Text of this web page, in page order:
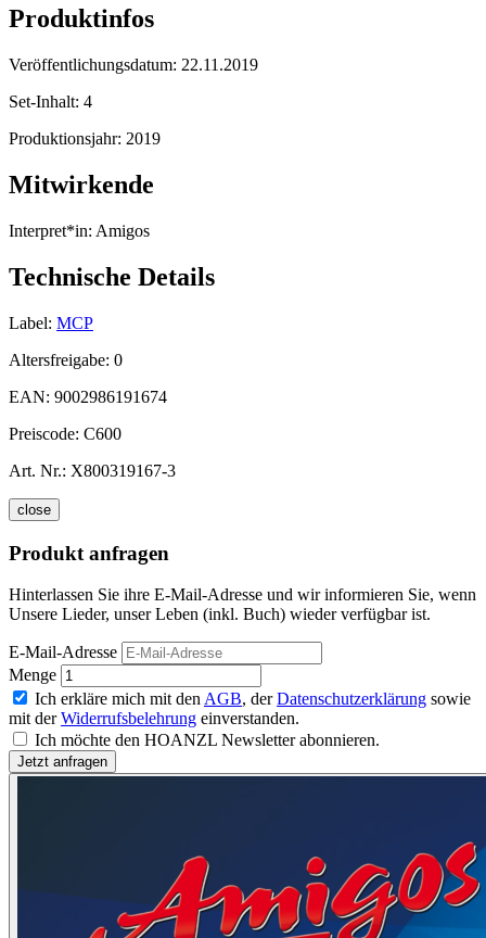
Produktinfos
Veröffentlichungsdatum: 22.11.2019
Set-Inhalt: 4
Produktionsjahr: 2019
Mitwirkende
Interpret*in: Amigos
Technische Details
Label: MCP
Altersfreigabe: 0
EAN: 9002986191674
Preiscode: C600
Art. Nr.: X800319167-3
close
Produkt anfragen
Hinterlassen Sie ihre E-Mail-Adresse und wir informieren Sie, wenn
Unsere Lieder, unser Leben (inkl. Buch) wieder verfügbar ist.
E-Mail-Adresse
Menge
Ich erkläre mich mit den AGB, derDatenschutzerklärung sowie
mit derWiderrufsbelehrung einverstanden.
Ich möchte den HOANZL Newsletter abonnieren.